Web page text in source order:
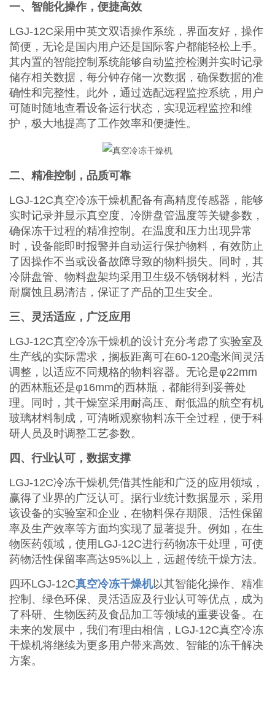
一、智能化操作，便捷高效
LGJ-12C采用中英文双语操作系统，界面友好，操作
简便，无论是国内用户还是国际客户都能轻松上手。
其内置的智能控制系统能够自动监控检测并实时记录
储存相关数据，每分钟存储一次数据，确保数据的准
确性和完整性。此外，通过选配远程监控系统，用户
可随时随地查看设备运行状态，实现远程监控和维
护，极大地提高了工作效率和便捷性。
二、精准控制，品质可靠
LGJ-12C真空冷冻干燥机配备有高精度传感器，能够
实时记录并显示真空度、冷阱盘管温度等关键参数，
确保冻干过程的精准控制。在温度和压力出现异常
时，设备能即时报警并自动运行保护物料，有效防止
了因操作不当或设备故障导致的物料损失。同时，其
冷阱盘管、物料盘架均采用卫生级不锈钢材料，光洁
耐腐蚀且易清洁，保证了产品的卫生安全。
三、灵活适应，广泛应用
LGJ-12C真空冷冻干燥机的设计充分考虑了实验室及
生产线的实际需求，搁板距离可在60-120毫米间灵活
调整，以适应不同规格的物料容器。无论是φ22mm
的西林瓶还是φ16mm的西林瓶，都能得到妥善处
理。同时，其干燥室采用耐高压、耐低温的航空有机
玻璃材料制成，可清晰观察物料冻干全过程，便于科
研人员及时调整工艺参数。
四、行业认可，数据支撑
LGJ-12C冷冻干燥机凭借其性能和广泛的应用领域，
赢得了业界的广泛认可。据行业统计数据显示，采用
该设备的实验室和企业，在物料保存期限、活性保留
率及生产效率等方面均实现了显著提升。例如，在生
物医药领域，使用LGJ-12C进行药物冻干处理，可使
药物活性保留率高达95%以上，远超传统干燥方法。
四环LGJ-12C真空冷冻干燥机以其智能化操作、精准
控制、绿色环保、灵活适应及行业认可等优点，成为
了科研、生物医药及食品加工等领域的重要设备。在
未来的发展中，我们有理由相信，LGJ-12C真空冷冻
干燥机将继续为更多用户带来高效、智能的冻干解决
方案。